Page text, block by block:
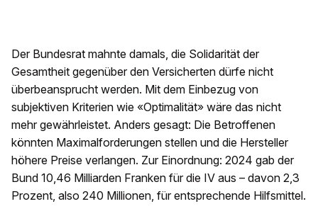
Der Bundesrat mahnte damals, die Solidarität der
Gesamtheit gegenüber den Versicherten dürfe nicht
überbeansprucht werden. Mit dem Einbezug von
subjektiven Kriterien wie «Optimalität» wäre das nicht
mehr gewährleistet. Anders gesagt: Die Betroffenen
könnten Maximalforderungen stellen und die Hersteller
höhere Preise verlangen. Zur Einordnung: 2024 gab der
Bund 10,46 Milliarden Franken für die IV aus – davon 2,3
Prozent, also 240 Millionen, für entsprechende Hilfsmittel.